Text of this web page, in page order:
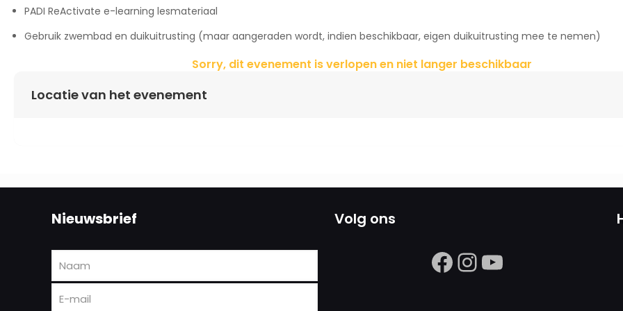
PADI ReActivate e-learning lesmateriaal
Gebruik zwembad en duikuitrusting (maar aangeraden wordt, indien beschikbaar, eigen duikuitrusting mee te nemen)
Sorry, dit evenement is verlopen en niet langer beschikbaar
Locatie van het evenement
Nieuwsbrief Volg ons
https://www.facebook.com/search/
Instagram
https://